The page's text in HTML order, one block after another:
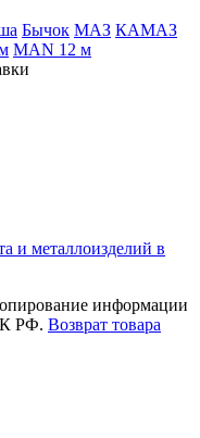
Бычок МАЗ КАМАЗ
MAN 12 м
информации
РФ. Возврат товара